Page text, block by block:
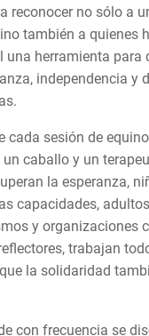
reconocer no sólo a
también a quienes
una herramienta para
independencia y
cada sesión de
caballo y un
la esperanza,
capacidades,
y organizaciones
trabajan
la solidaridad
con frecuencia se